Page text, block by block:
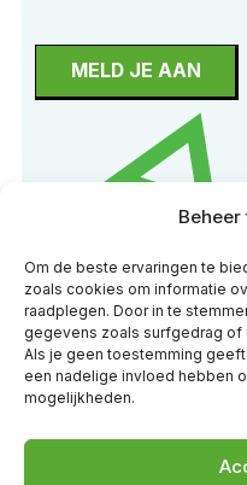
Om de beste ervaringen te
zoals cookies om informatie
raadplegen. Door in te
gegevens zoals surfgedrag of
Als je geen toestemming
een nadelige invloed hebben
mogelijkheden.
MELD JE AAN